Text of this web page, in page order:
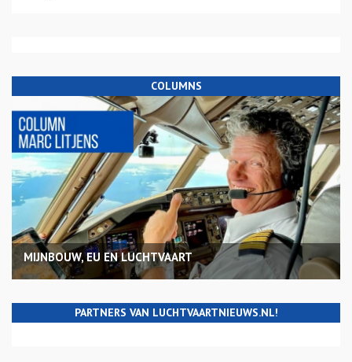
COLUMNS
MIJNBOUW, EU EN LUCHTVAART
PARTNERS VAN LUCHTVAARTNIEUWS.NL!